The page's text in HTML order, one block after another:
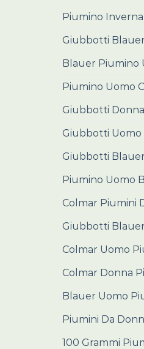
Piumino
Giubbotti Blauer
Blauer Piumino
Piumino Uomo
Giubbotti
Giubbotti Uomo
Giubbotti
Piumino Uomo
Colmar Piumini
Giubbotti
Colmar Uomo
Colmar Donna
Blauer Uomo
Piumini Da
100 Grammi